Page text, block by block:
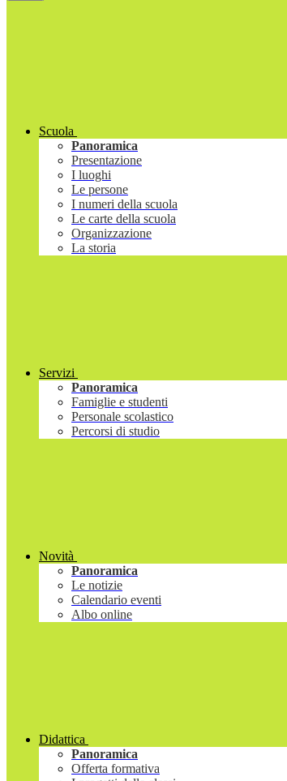
Scuola
Panoramica
Presentazione
I luoghi
Le persone
I numeri della scuola
Le carte della scuola
Organizzazione
La storia
Servizi
Panoramica
Famiglie e studenti
Personale scolastico
Percorsi di studio
Novità
Panoramica
Le notizie
Calendario eventi
Albo online
Didattica
Panoramica
Offerta formativa